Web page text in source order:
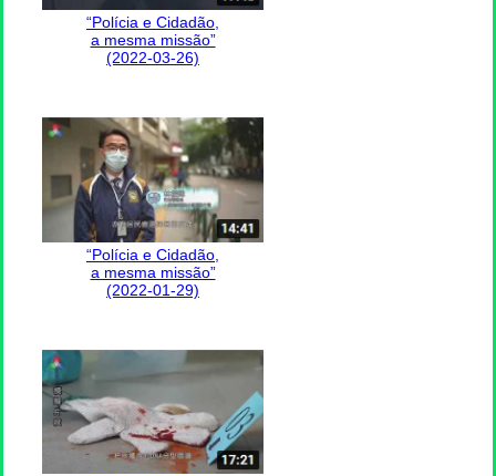
“Polícia e Cidadão,
a mesma missão”
(2022-03-26)
“Polícia e Cidadão,
a mesma missão”
(2022-01-29)